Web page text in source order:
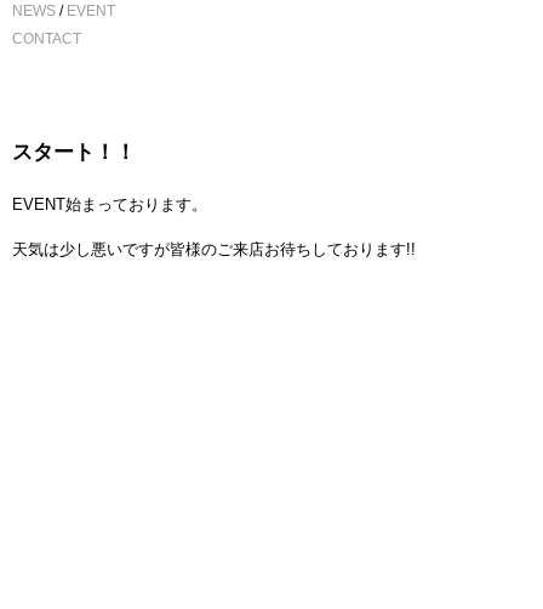
NEWS / EVENT
CONTACT
スタート！！
EVENT始まっております。
天気は少し悪いですが皆様のご来店お待ちしております!!